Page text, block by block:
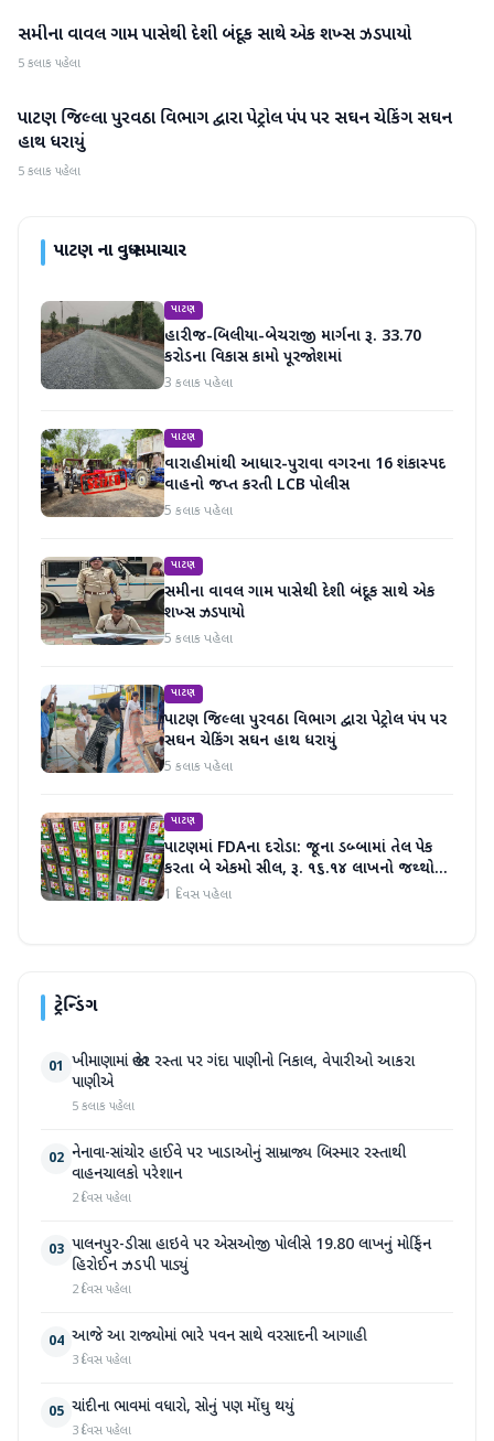
પાટણ
સમીના વાવલ ગામ પાસેથી દેશી બંદૂક સાથે એક શખ્સ ઝડપાયો
5 કલાક પહેલા
પાટણ
પાટણ જિલ્લા પુરવઠા વિભાગ દ્વારા પેટ્રોલ પંપ પર સઘન ચેકિંગ સઘન
હાથ ધરાયું
5 કલાક પહેલા
પાટણના વધુ સમાચાર
પાટણ
હારીજ-બિલીયા-બેચરાજી માર્ગના રૂ. 33.70
કરોડના વિકાસ કામો પૂરજોશમાં
3 કલાક પહેલા
પાટણ
વારાહીમાંથી આધાર-પુરાવા વગરના 16 શંકાસ્પદ
વાહનો જપ્ત કરતી LCB પોલીસ
5 કલાક પહેલા
પાટણ
સમીના વાવલ ગામ પાસેથી દેશી બંદૂક સાથે એક
શખ્સ ઝડપાયો
5 કલાક પહેલા
પાટણ
પાટણ જિલ્લા પુરવઠા વિભાગ દ્વારા પેટ્રોલ પંપ પર
સઘન ચેકિંગ સઘન હાથ ધરાયું
5 કલાક પહેલા
પાટણ
પાટણમાં FDAના દરોડા: જૂના ડબ્બામાં તેલ પેક
કરતા બે એકમો સીલ, રૂ. ૧૬.૧૪ લાખનો જથ્થો
જપ્ત
1 દિવસ પહેલા
ટ્રેન્ડિંગ
01 ખીમાણામાં જાહેર રસ્તા પર ગંદા પાણીનો નિકાલ, વેપારીઓ આકરા
પાણીએ
5 કલાક પહેલા
02 નેનાવા-સાંચોર હાઈવે પર ખાડાઓનું સામ્રાજ્ય બિસ્માર રસ્તાથી
વાહનચાલકો પરેશાન
2 દિવસ પહેલા
03 પાલનપુર-ડીસા હાઇવે પર એસઓજી પોલીસે 19.80 લાખનું મોર્ફિન
હિરોઈન ઝડપી પાડ્યું
2 દિવસ પહેલા
04 આજે આ રાજ્યોમાં ભારે પવન સાથે વરસાદની આગાહી
3 દિવસ પહેલા
05 ચાંદીના ભાવમાં વધારો, સોનું પણ મોંઘુ થયું
3 દિવસ પહેલા